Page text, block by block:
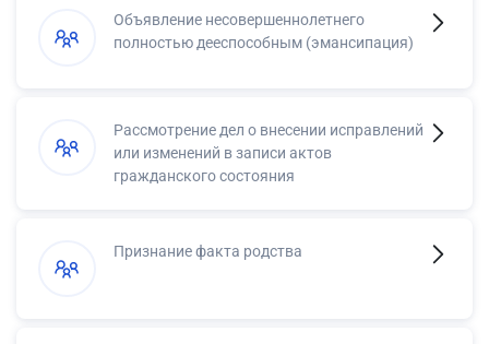
Объявление несовершеннолетнего
полностью дееспособным (эмансипация)
Рассмотрение дел о внесении исправлений
или изменений в записи актов
гражданского состояния
Признание факта родства